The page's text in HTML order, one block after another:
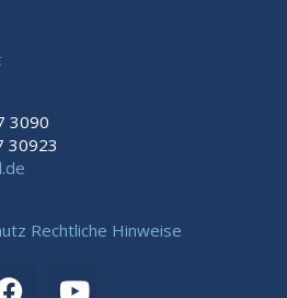
3090
30923
Rechtliche Hinweise